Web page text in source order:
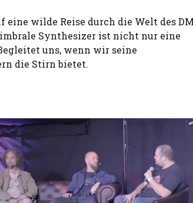
wilde Reise durch die Welt des
Synthesizer ist nicht nur eine
uns, wenn wir seine
die Stirn bietet.